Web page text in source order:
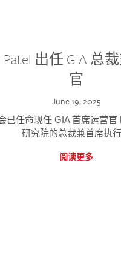
Patel 出任 GIA 总
官
June 19, 2025
已任命现任 GIA 首席运营官
研究院的总裁兼首席执
阅读更多